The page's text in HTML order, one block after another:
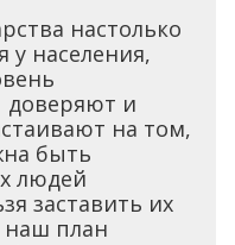
настолько
у населения,
доверяют и
на том,
быть
людей
заставить их
наш план